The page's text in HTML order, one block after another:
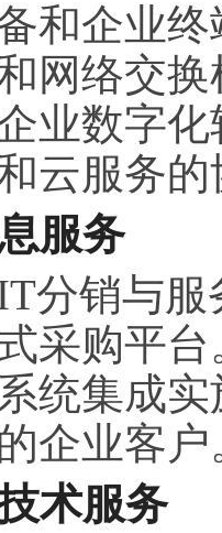
和企业
网络交
业数字
云服务
服务
分销与
采购平
统集成
企业客户
术服务